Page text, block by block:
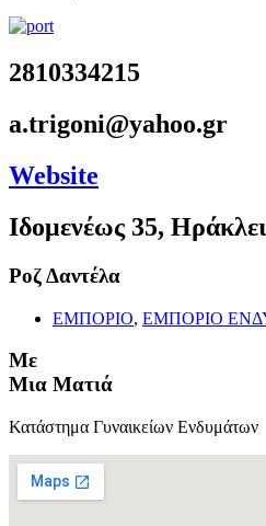
2810334215
a.trigoni@yahoo.gr
Website
Ιδομενέως 35,
Ροζ Δαντέλα
ΕΜΠΟΡΙΟ, ΕΜΠΟΡΙΟ
Με
Μια Ματιά
Κατάστημα Γυναικείων Ενδυμάτων